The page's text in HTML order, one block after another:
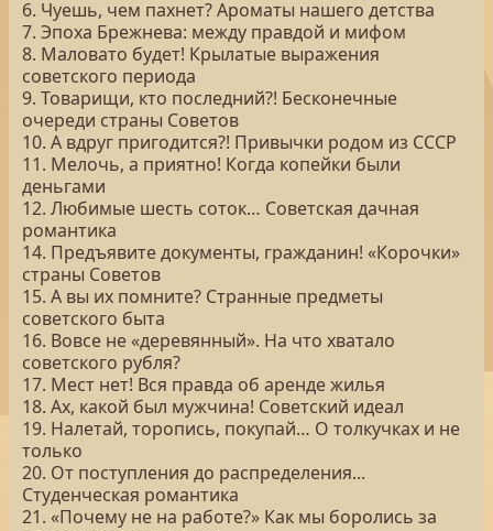
6. Чуешь, чем пахнет? Ароматы нашего детства
7. Эпоха Брежнева: между правдой и мифом
8. Маловато будет! Крылатые выражения
советского периода
9. Товарищи, кто последний?! Бесконечные
очереди страны Советов
10. А вдруг пригодится?! Привычки родом из СССР
11. Мелочь, а приятно! Когда копейки были
деньгами
12. Любимые шесть соток… Советская дачная
романтика
14. Предъявите документы, гражданин! «Корочки»
страны Советов
15. А вы их помните? Странные предметы
советского быта
16. Вовсе не «деревянный». На что хватало
советского рубля?
17. Мест нет! Вся правда об аренде жилья
18. Ах, какой был мужчина! Советский идеал
19. Налетай, торопись, покупай… О толкучках и не
только
20. От поступления до распределения...
Студенческая романтика
21. «Почему не на работе?» Как мы боролись за